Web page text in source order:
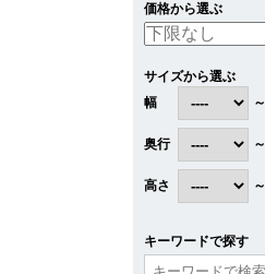
価格から選ぶ
サイズから選ぶ
幅
～
奥行 ～
高さ ～
キーワードで探す